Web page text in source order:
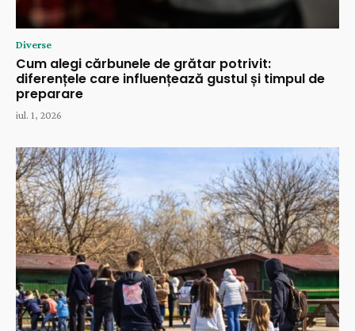
Diverse
Cum alegi cărbunele de grătar potrivit:
diferențele care influențează gustul și timpul de
preparare
iul. 1, 2026